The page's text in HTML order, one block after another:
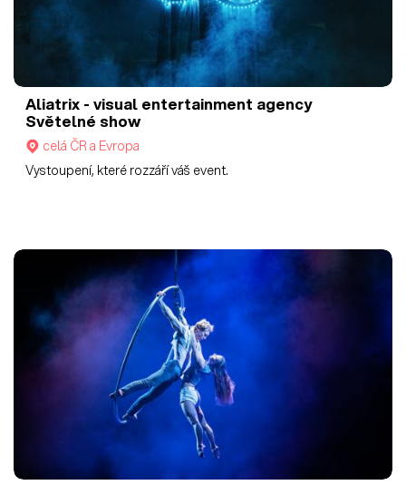
Aliatrix - visual entertainment agency
Světelné show
celá ČR a Evropa
Vystoupení, které rozzáří váš event.